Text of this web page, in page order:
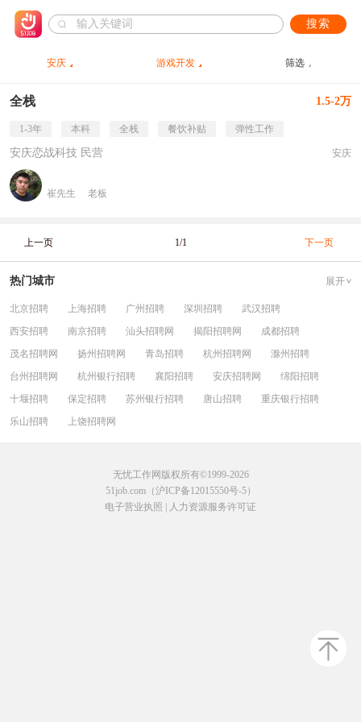
搜索
安庆 游戏开发 筛选
全栈 1.5-2万
1-3年 本科 全栈 餐饮补贴 弹性工作
安庆恋战科技 民营 安庆
崔先生 老板
上一页 1/1 下一页
热门城市 展开
北京招聘 上海招聘 广州招聘 深圳招聘
武汉招聘
西安招聘
南京招聘 汕头招聘网 揭阳招聘网
成都招聘
茂名招聘网
扬州招聘网 青岛招聘 杭州招聘网
滁州招聘
台州招聘网
杭州银行招聘 襄阳招聘 安庆招聘网
绵阳招聘
十堰招聘
保定招聘 苏州银行招聘 唐山招聘
重庆银行招聘
乐山招聘
上饶招聘网
无忧工作网版权所有©1999-2026
51job.com（沪ICP备12015550号-5）
电子营业执照
人力资源服务许可证